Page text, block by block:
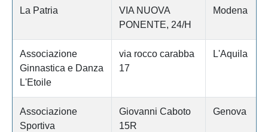
La Patria
VIA NUOVA
PONENTE, 24/H
Modena
Associazione
Ginnastica e Danza
L'Etoile
via rocco carabba
17
L'Aquila
Associazione
Sportiva
Giovanni Caboto
15R
Genova